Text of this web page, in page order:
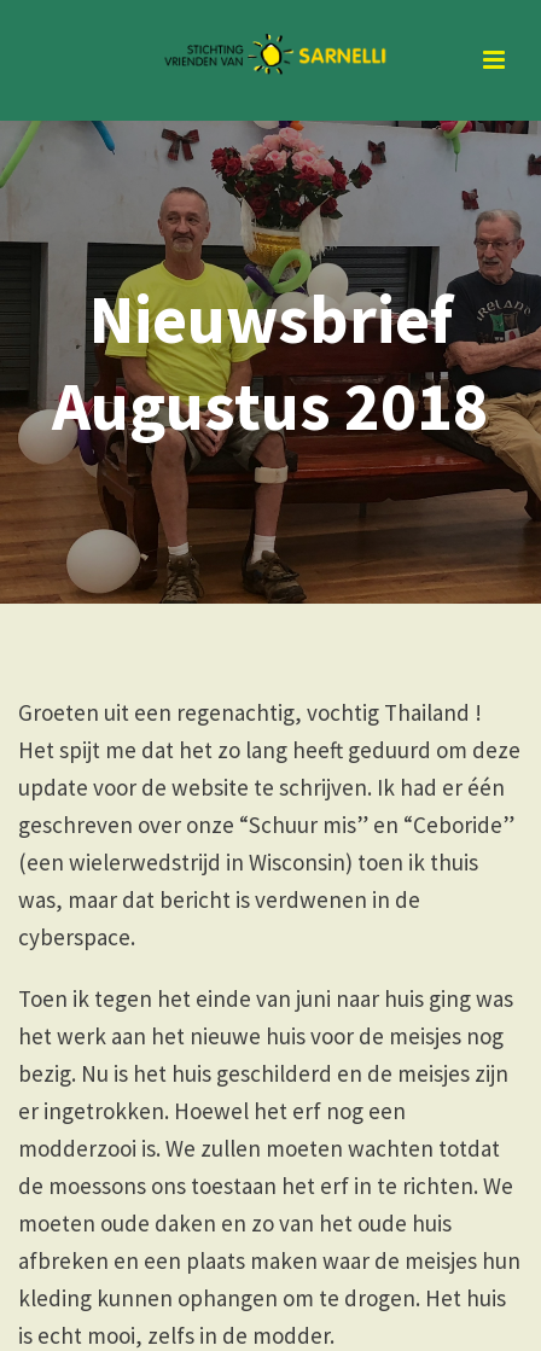
Nieuwsbrief
Augustus 2018
Groeten uit een regenachtig, vochtig Thailand !
Het spijt me dat het zo lang heeft geduurd om deze
update voor de website te schrijven. Ik had er één
geschreven over onze “Schuur mis” en “Ceboride”
(een wielerwedstrijd in Wisconsin) toen ik thuis
was, maar dat bericht is verdwenen in de
cyberspace.
Toen ik tegen het einde van juni naar huis ging was
het werk aan het nieuwe huis voor de meisjes nog
bezig. Nu is het huis geschilderd en de meisjes zijn
er ingetrokken. Hoewel het erf nog een
modderzooi is. We zullen moeten wachten totdat
de moessons ons toestaan het erf in te richten. We
moeten oude daken en zo van het oude huis
afbreken en een plaats maken waar de meisjes hun
kleding kunnen ophangen om te drogen. Het huis
is echt mooi, zelfs in de modder.